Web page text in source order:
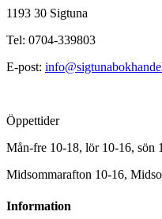
1193 30 Sigtuna
Tel: 0704-339803
E-post:
Öppettider
Mån-fre 10-18, lör 10-16, sön
Midsommarafton 10-16,
Information